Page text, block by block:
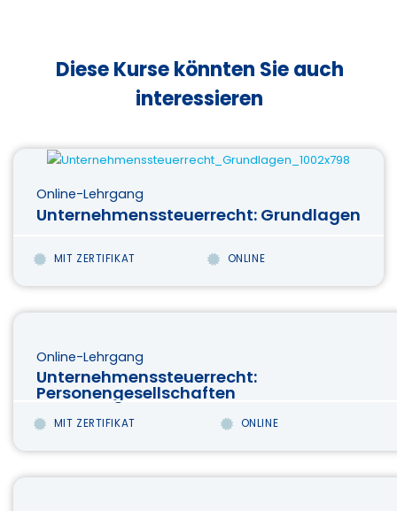
Diese Kurse könnten Sie auch
interessieren
Online-Lehrgang
Unternehmenssteuerrecht: Grundlagen
MIT ZERTIFIKAT ONLINE
Online-Lehrgang
Unternehmenssteuerrecht:
Personengesellschaften
MIT ZERTIFIKAT ONLINE